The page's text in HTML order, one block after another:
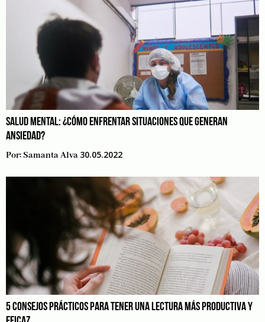
SALUD MENTAL: ¿CÓMO ENFRENTAR SITUACIONES QUE GENERAN
ANSIEDAD?
Por:Samanta Alva 30.05.2022
5 CONSEJOS PRÁCTICOS PARA TENER UNA LECTURA MÁS PRODUCTIVA Y